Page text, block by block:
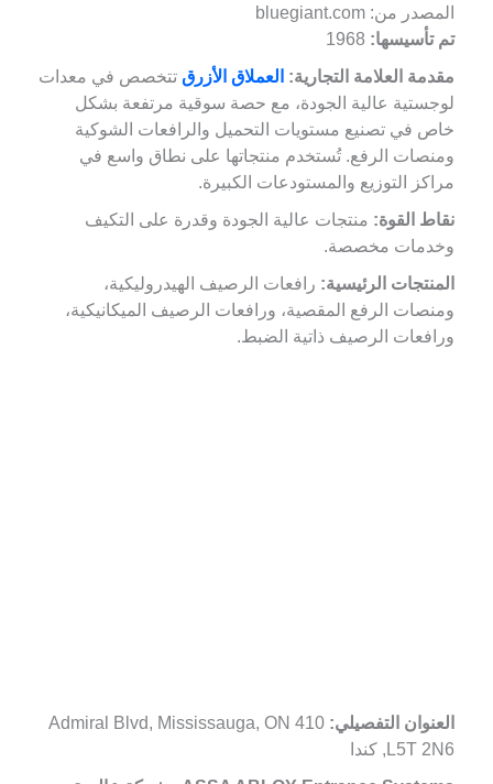
المصدر من: bluegiant.com
تم تأسيسها:
مقدمة العلامة التجارية: العملاق الأزرق تتخصص في معدات
لوجستية عالية الجودة، مع حصة سوقية مرتفعة بشكل
خاص في تصنيع مستويات التحميل والرافعات الشوكية
ومنصات الرفع. تُستخدم منتجاتها على نطاق واسع في
مراكز التوزيع والمستودعات الكبيرة.
نقاط القوة: منتجات عالية الجودة وقدرة على التكيف
وخدمات مخصصة.
المنتجات الرئيسية: رافعات الرصيف الهيدروليكية،
ومنصات الرفع المقصية، ورافعات الرصيف الميكانيكية،
ورافعات الرصيف ذاتية الضبط.
العنوان التفصيلي:
410 Admiral Blvd, Mississauga, ON
L5T 2N6, كندا